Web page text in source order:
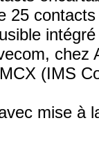
25
chez
(IMS
mise à